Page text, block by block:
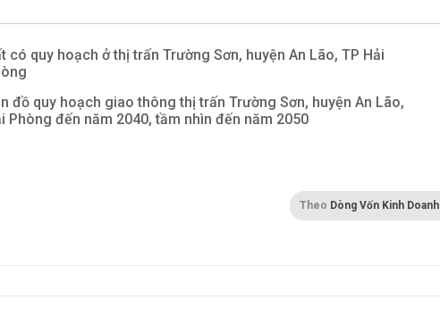
có quy hoạch ở thị trấn Trường Sơn, huyện An Lão, TP Hải
đồ quy hoạch giao thông thị trấn Trường Sơn, huyện An Lão,
Phòng đến năm 2040, tầm nhìn đến năm 2050
Theo Dòng Vốn Kinh Doanh